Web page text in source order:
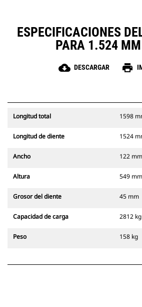
ESPECIFICACIONES
PARA 1.524
cloud_download DESCARGAR print
Longitud total 1598
Longitud de diente 1524
Ancho 122 mm
Altura 549 mm
Grosor del diente 45 mm
Capacidad de carga 2812 kg
Peso 158 kg